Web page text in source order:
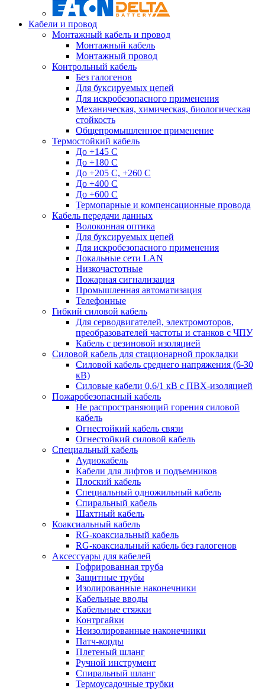
Кабели и провод
Монтажный кабель и провод
Монтажный кабель
Монтажный провод
Контрольный кабель
Без галогенов
Для буксируемых цепей
Для искробезопасного применения
Механическая, химическая, биологическая
стойкость
Общепромышленное применение
Термостойкий кабель
До +145 С
До +180 C
До +205 С, +260 С
До +400 C
До +600 С
Термопарные и компенсационные провода
Кабель передачи данных
Волоконная оптика
Для буксируемых цепей
Для искробезопасного применения
Локальные сети LAN
Низкочастотные
Пожарная сигнализация
Промышленная автоматизация
Телефонные
Гибкий силовой кабель
Для серводвигателей, электромоторов,
преобразователей частоты и станков с ЧПУ
Кабель с резиновой изоляцией
Силовой кабель для стационарной прокладки
Силовой кабель среднего напряжения (6-30
кВ)
Силовые кабели 0,6/1 кВ с ПВХ-изоляцией
Пожаробезопасный кабель
Не распространяющий горения силовой
кабель
Огнестойкий кабель связи
Огнестойкий силовой кабель
Специальный кабель
Аудиокабель
Кабели для лифтов и подъемников
Плоский кабель
Специальный одножильный кабель
Спиральный кабель
Шахтный кабель
Коаксиальный кабель
RG-коаксиальный кабель
RG-коаксиальный кабель без галогенов
Аксессуары для кабелей
Гофрированная труба
Защитные трубы
Изолированные наконечники
Кабельные вводы
Кабельные стяжки
Контргайки
Неизолированные наконечники
Патч-корды
Плетеный шланг
Ручной инструмент
Спиральный шланг
Термоусадочные трубки